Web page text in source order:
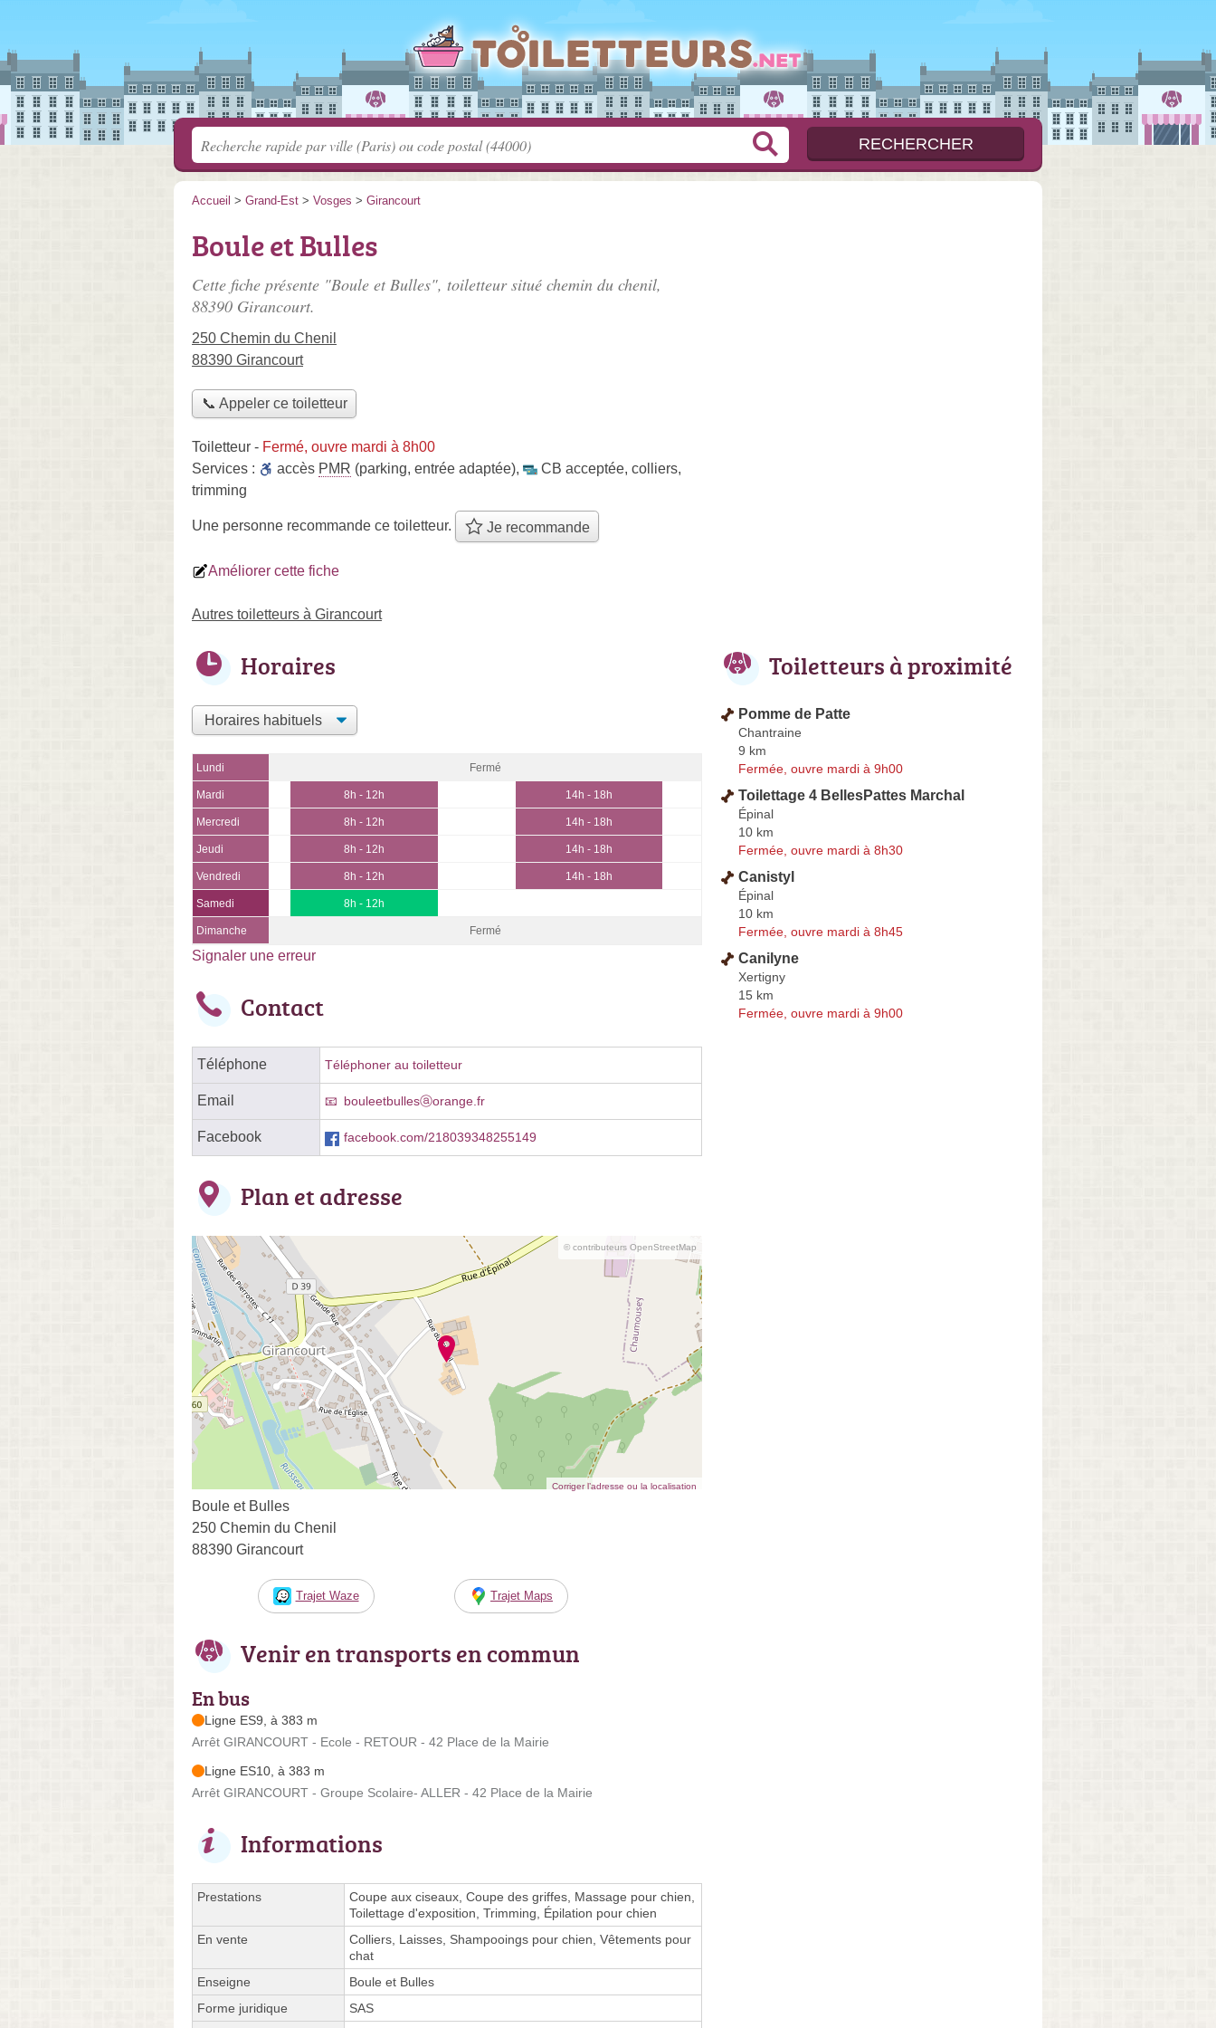
Accueil > Grand-Est > Vosges > Girancourt
Boule et Bulles
Cette fiche présente "Boule et Bulles", toiletteur situé chemin du chenil,
88390 Girancourt.
250 Chemin du Chenil
88390 Girancourt
📞 Appeler ce toiletteur
Toiletteur - Fermé, ouvre mardi à 8h00
Services :
accès PMR (parking, entrée adaptée), CB acceptée, colliers,
trimming
Une personne recommande ce toiletteur. Je recommande
Améliorer cette fiche
Autres toiletteurs à Girancourt
Horaires
Lundi Fermé
Mardi 8h - 12h 14h - 18h
Mercredi 8h - 12h 14h - 18h
Jeudi 8h - 12h 14h - 18h
Vendredi 8h - 12h 14h - 18h
Samedi 8h - 12h
Dimanche Fermé
Signaler une erreur
Contact
Téléphone Téléphoner au toiletteur
Email bouleetbullesⓐorange.fr
Facebook facebook.com/218039348255149
Plan et adresse
© contributeurs OpenStreetMap
Corriger l’adresse ou la localisation
Boule et Bulles
250 Chemin du Chenil
88390 Girancourt
Trajet Waze Trajet Maps
Venir en transports en commun
En bus
Ligne ES9, à 383 m
Arrêt GIRANCOURT - Ecole - RETOUR - 42 Place de la Mairie
Ligne ES10, à 383 m
Arrêt GIRANCOURT - Groupe Scolaire- ALLER - 42 Place de la Mairie
Informations
Prestations
Coupe aux ciseaux, Coupe des griffes, Massage pour chien,
Toilettage d'exposition, Trimming, Épilation pour chien
En vente
Colliers, Laisses, Shampooings pour chien, Vêtements pour
chat
Enseigne
Boule et Bulles
Forme juridique
SAS
Toiletteurs à proximité
Pomme de Patte
Chantraine
9 km
Fermée, ouvre mardi à 9h00
Toilettage 4 BellesPattes Marchal
Épinal
10 km
Fermée, ouvre mardi à 8h30
Canistyl
Épinal
10 km
Fermée, ouvre mardi à 8h45
Canilyne
Xertigny
15 km
Fermée, ouvre mardi à 9h00